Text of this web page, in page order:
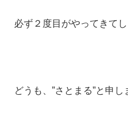
必ず２度目がやってきてし
どうも、”さとまる”と申し